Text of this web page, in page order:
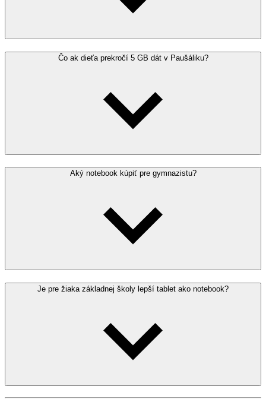
Čo ak dieťa prekročí 5 GB dát v Paušáliku?
Aký notebook kúpiť pre gymnazistu?
Je pre žiaka základnej školy lepší tablet ako notebook?